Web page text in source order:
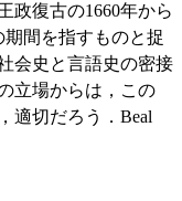
政復古の1660年から
間を指すものと捉
会史と言語史の密接
立場からは，この
適切だろう．Beal